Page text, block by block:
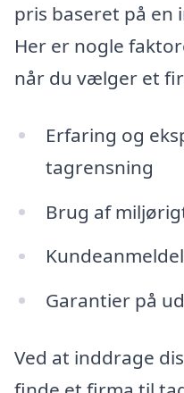
pris baseret på en
Her er nogle
når du vælger et
Erfaring og
tagrensning
Brug af
Garantier på
Ved at inddrage